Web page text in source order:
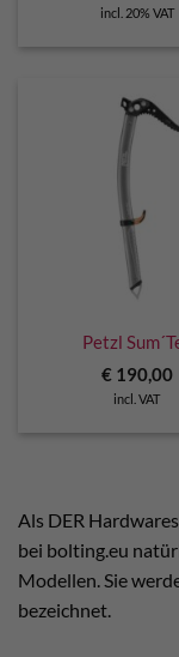
incl. 20% VAT
Petzl
€190,00
incl. VAT
Als DER
bei bolting.eu
Modellen. Sie
bezeichnet.